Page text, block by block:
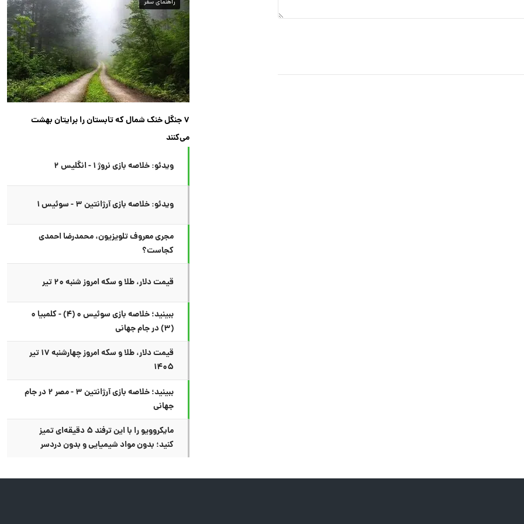
راهنمای سفر
۷ جنگل خنک شمال که تابستان را برایتان بهشت
می‌کنند
ویدئو: خلاصه بازی نروژ ۱ - انگلیس ۲
ویدئو: خلاصه بازی آرژانتین ۳ - سوئیس ۱
مجری معروف تلویزیون، محمدرضا احمدی
کجاست؟
قیمت دلار، طلا و سکه امروز شنبه ۲۰ تیر
ببینید؛ خلاصه بازی سوئیس ۰ (۴) - کلمبیا ۰
(۳) در جام جهانی
قیمت دلار، طلا و سکه امروز چهارشنبه ۱۷ تیر
۱۴۰۵
ببینید؛ خلاصه بازی آرژانتین ۳ - مصر ۲ در جام
جهانی
مایکروویو را با این ترفند ۵ دقیقه‌ای تمیز
کنید؛ بدون مواد شیمیایی و بدون دردسر